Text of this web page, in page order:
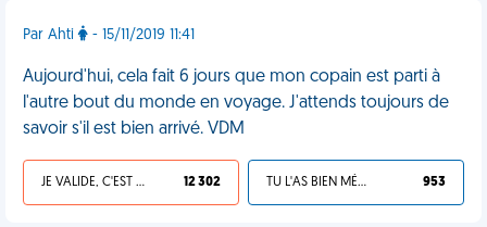
Par Ahti - 15/11/2019 11:41
Aujourd'hui, cela fait 6 jours que mon copain est parti à
l'autre bout du monde en voyage. J'attends toujours de
savoir s'il est bien arrivé. VDM
JE VALIDE, C'EST UNE VDM 12 302 TU L'AS BIEN MÉRITÉ 953